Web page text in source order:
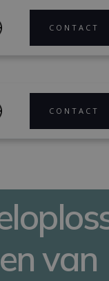
CONTACT
van
CONTACT